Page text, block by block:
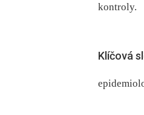
kontroly.
Klíčová